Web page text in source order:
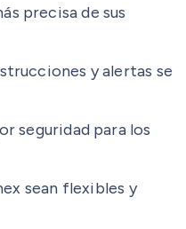
precisa de sus
y alertas se
seguridad para los
sean flexibles y